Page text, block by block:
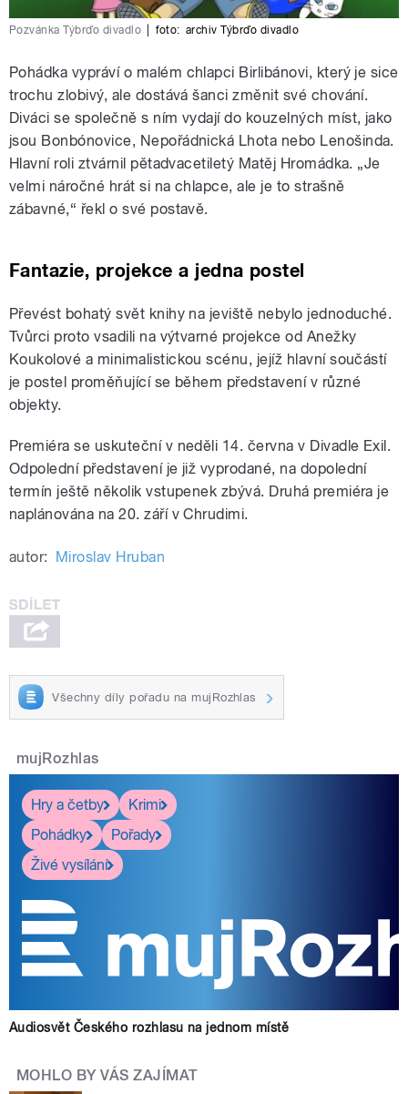
Pozvánka Týbrďo divadlo foto: archiv Týbrďo divadlo
Pohádka vypráví o malém chlapci Birlibánovi, který je sice
trochu zlobivý, ale dostává šanci změnit své chování.
Diváci se společně s ním vydají do kouzelných míst, jako
jsou Bonbónovice, Nepořádnická Lhota nebo Lenošinda.
Hlavní roli ztvárnil pětadvacetiletý Matěj Hromádka. „Je
velmi náročné hrát si na chlapce, ale je to strašně
zábavné,“ řekl o své postavě.
Fantazie, projekce a jedna postel
Převést bohatý svět knihy na jeviště nebylo jednoduché.
Tvůrci proto vsadili na výtvarné projekce od Anežky
Koukolové a minimalistickou scénu, jejíž hlavní součástí
je postel proměňující se během představení v různé
objekty.
Premiéra se uskuteční v neděli 14. června v Divadle Exil.
Odpolední představení je již vyprodané, na dopolední
termín ještě několik vstupenek zbývá. Druhá premiéra je
naplánována na 20. září v Chrudimi.
autor: Miroslav Hruban
Všechny díly pořadu na mujRozhlas
mujRozhlas
Hry a četby
Krimi
Pohádky
Pořady
Živé vysílání
Audiosvět Českého rozhlasu na jednom místě
MOHLO BY VÁS ZAJÍMAT